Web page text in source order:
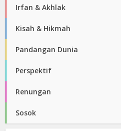
Irfan & Akhlak
Kisah & Hikmah
Pandangan Dunia
Perspektif
Renungan
Sosok